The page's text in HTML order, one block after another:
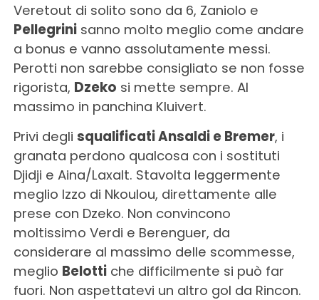
Veretout di solito sono da 6, Zaniolo e
Pellegrinisanno molto meglio come andare
a bonus e vanno assolutamente messi.
Perotti non sarebbe consigliato se non fosse
rigorista, Dzeko si mette sempre. Al
massimo in panchina Kluivert.
Privi degli squalificati Ansaldi e Bremer, i
granata perdono qualcosa con i sostituti
Djidji e Aina/Laxalt. Stavolta leggermente
meglio Izzo di Nkoulou, direttamente alle
prese con Dzeko. Non convincono
moltissimo Verdi e Berenguer, da
considerare al massimo delle scommesse,
meglio Belottiche difficilmente si può far
fuori. Non aspettatevi un altro gol da Rincon.